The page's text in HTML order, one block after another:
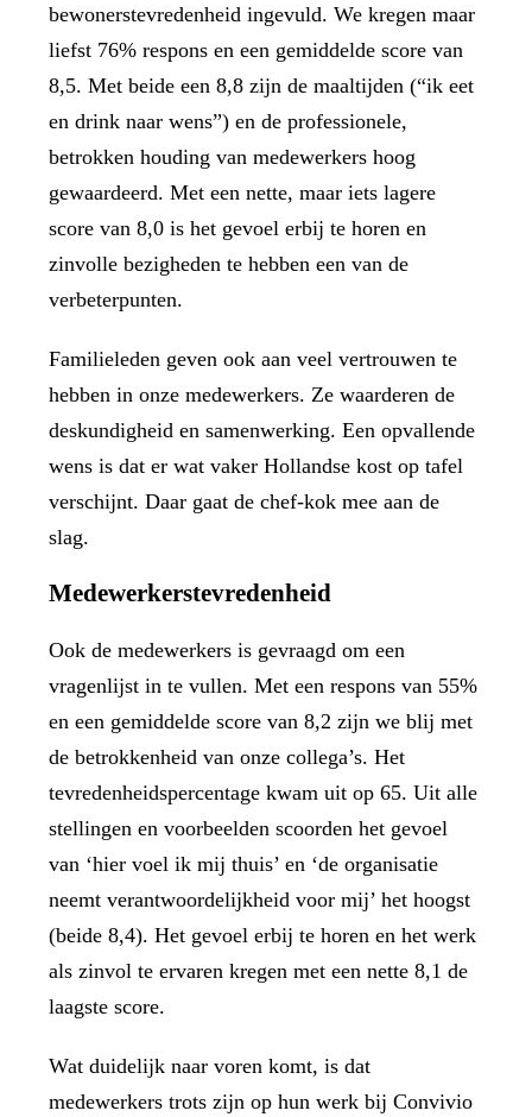
bewonerstevredenheid ingevuld. We kregen maar
liefst 76% respons en een gemiddelde score van
8,5. Met beide een 8,8 zijn de maaltijden (“ik eet
en drink naar wens”) en de professionele,
betrokken houding van medewerkers hoog
gewaardeerd. Met een nette, maar iets lagere
score van 8,0 is het gevoel erbij te horen en
zinvolle bezigheden te hebben een van de
verbeterpunten.
Familieleden geven ook aan veel vertrouwen te
hebben in onze medewerkers. Ze waarderen de
deskundigheid en samenwerking. Een opvallende
wens is dat er wat vaker Hollandse kost op tafel
verschijnt. Daar gaat de chef-kok mee aan de
slag.
Medewerkerstevredenheid
Ook de medewerkers is gevraagd om een
vragenlijst in te vullen. Met een respons van 55%
en een gemiddelde score van 8,2 zijn we blij met
de betrokkenheid van onze collega’s. Het
tevredenheidspercentage kwam uit op 65. Uit alle
stellingen en voorbeelden scoorden het gevoel
van ‘hier voel ik mij thuis’ en ‘de organisatie
neemt verantwoordelijkheid voor mij’ het hoogst
(beide 8,4). Het gevoel erbij te horen en het werk
als zinvol te ervaren kregen met een nette 8,1 de
laagste score.
Wat duidelijk naar voren komt, is dat
medewerkers trots zijn op hun werk bij Convivio